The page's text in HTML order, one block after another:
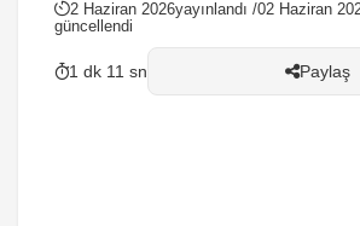
2 Haziran 2026yayınlandı /02 Haziran
güncellendi
1 dk 11 sn Paylaş